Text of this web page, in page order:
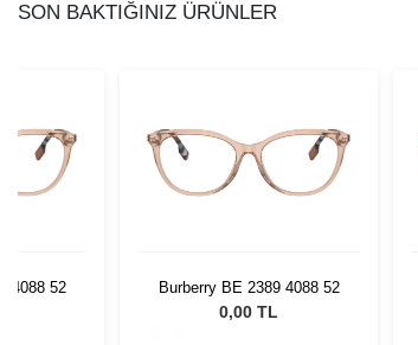
SON BAKTIĞINIZ ÜRÜNLER
4088 52 Burberry BE 2389 4088 52
0,00 TL